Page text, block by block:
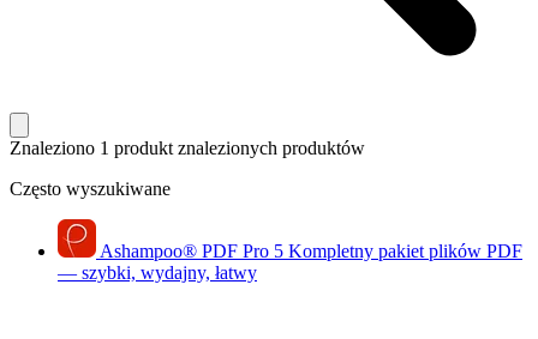
Znaleziono 1 produkt znalezionych produktów
Często wyszukiwane
Ashampoo® PDF Pro 5 Kompletny pakiet plików PDF
— szybki, wydajny, łatwy